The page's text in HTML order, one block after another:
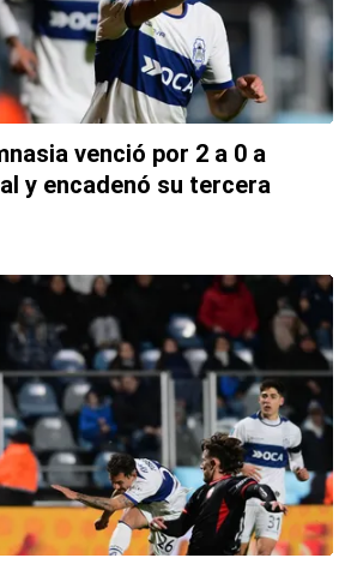
venció por 2 a 0 a
y encadenó su tercera